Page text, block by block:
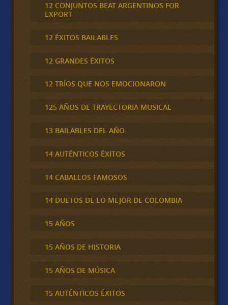
12 CONJUNTOS BEAT ARGENTINOS FOR
EXPORT
12 ÉXITOS BAILABLES
12 GRANDES ÉXITOS
12 TRÍOS QUE NOS EMOCIONARON
125 AÑOS DE TRAYECTORIA MUSICAL
13 BAILABLES DEL AÑO
14 AUTÉNTICOS ÉXITOS
14 CABALLOS FAMOSOS
14 DUETOS DE LO MEJOR DE COLOMBIA
15 AÑOS
15 AÑOS DE HISTORIA
15 AÑOS DE MÚSICA
15 AUTÉNTICOS ÉXITOS